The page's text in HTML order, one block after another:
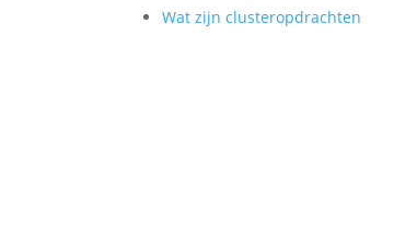
Wat zijn clusteropdrachten